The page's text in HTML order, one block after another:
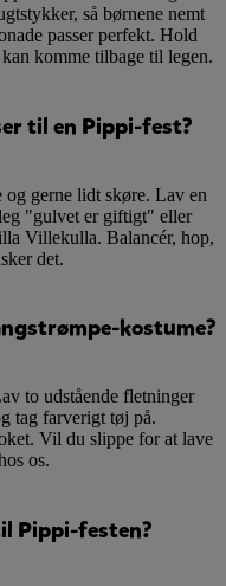
så børnene nemt
passer perfekt. Hold
komme tilbage til legen.
til en Pippi-fest?
gerne lidt skøre. Lav en
"gulvet er giftigt" eller
Villekulla. Balancér, hop,
det.
kostume?
to udstående fletninger
tag farverigt tøj på.
Vil du slippe for at lave
os.
Pippi-festen?